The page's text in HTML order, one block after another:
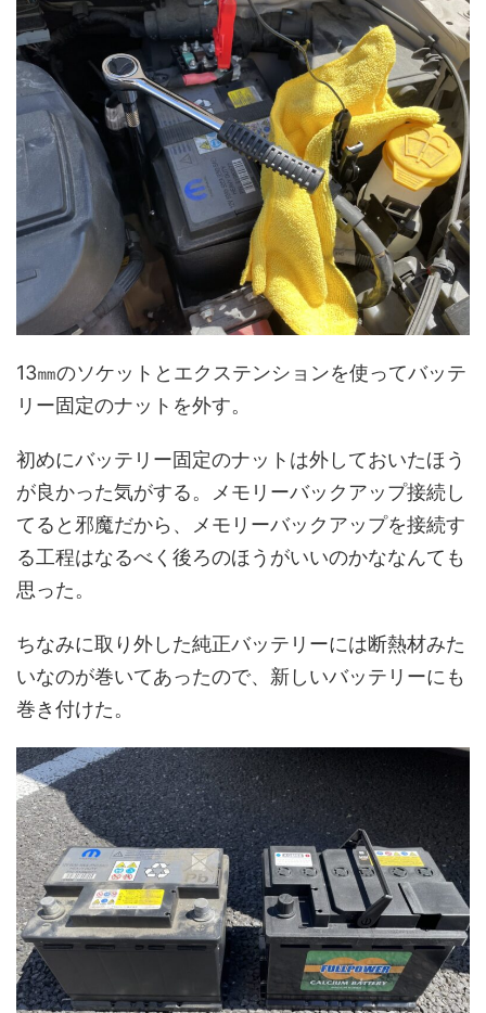
13㎜のソケットとエクステンションを使ってバッテ
リー固定のナットを外す。
初めにバッテリー固定のナットは外しておいたほう
が良かった気がする。メモリーバックアップ接続し
てると邪魔だから、メモリーバックアップを接続す
る工程はなるべく後ろのほうがいいのかななんても
思った。
ちなみに取り外した純正バッテリーには断熱材みた
いなのが巻いてあったので、新しいバッテリーにも
巻き付けた。